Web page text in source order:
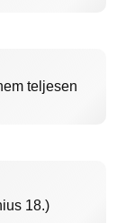
teljesen
18.)